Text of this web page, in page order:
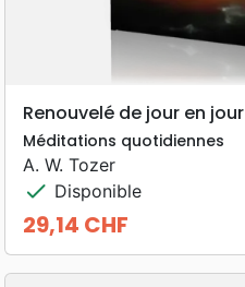
Renouvelé de jour en jour
Méditations quotidiennes
A. W. Tozer
check Disponible
Prix
29,14 CHF